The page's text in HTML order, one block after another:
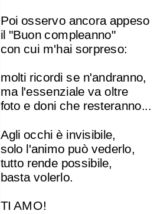
Poi osservo ancora appeso
il "Buon compleanno"
con cui m'hai sorpreso:
molti ricordi se n'andranno,
ma l'essenziale va oltre
foto e doni che resteranno...
Agli occhi è invisibile,
solo l'animo può vederlo,
tutto rende possibile,
basta volerlo.
TI AMO!